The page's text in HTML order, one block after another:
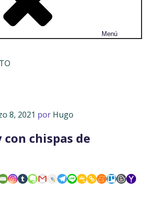
Menú
8, 2021 por Hugo
chispas de